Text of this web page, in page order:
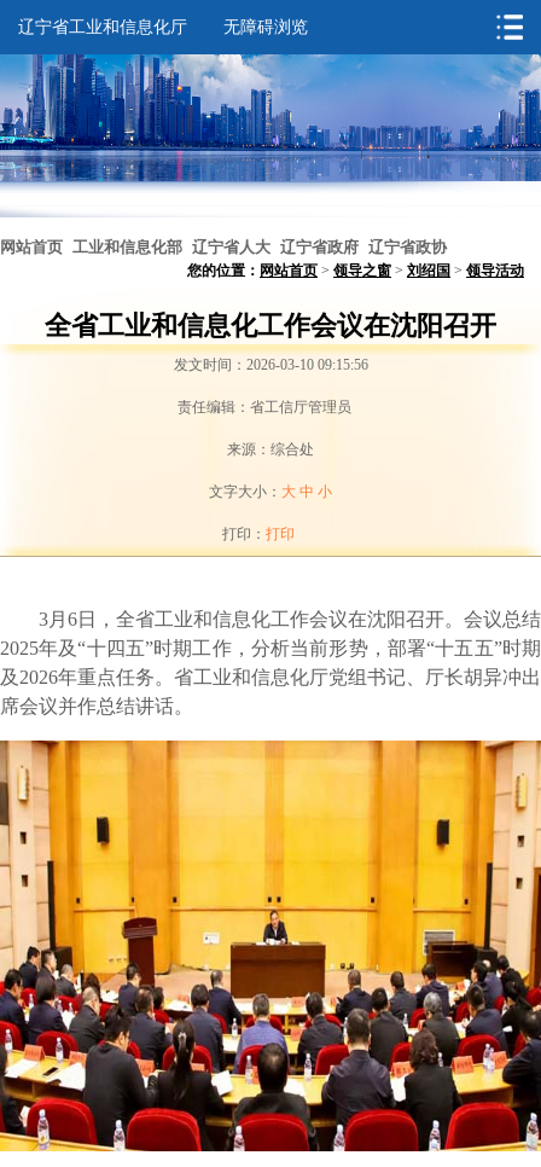
网站首页 工业和信息化部 辽宁省人大 辽宁省政府 辽宁省政协
无障碍浏览
辽宁省工业和信息化厅 无障碍浏览
您的位置： 网站首页 > 领导之窗 > 刘绍国 > 领导活动
全省工业和信息化工作会议在沈阳召开
发文时间：2026-03-10 09:15:56
责任编辑：省工信厅管理员
来源：综合处
文字大小： 大 中 小
打印： 打印
3月6日，全省工业和信息化工作会议在沈阳召开。会议总结
2025年及“十四五”时期工作，分析当前形势，部署“十五五”时期
及2026年重点任务。省工业和信息化厅党组书记、厅长胡异冲出
席会议并作总结讲话。